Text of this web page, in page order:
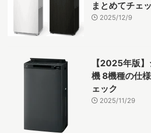
まとめてチェ
2025/12/9
【2025年版
機 8機種の仕
ェック
2025/11/29